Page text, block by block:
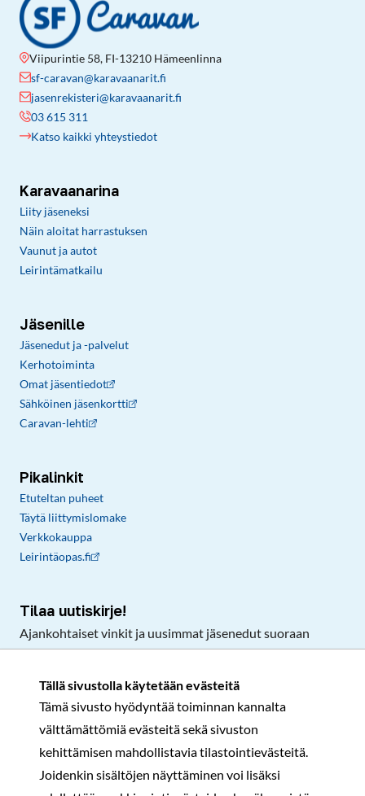
Tällä sivustolla käytetään evästeitä
Tämä sivusto hyödyntää toiminnan kannalta
välttämättömiä evästeitä sekä sivuston
kehittämisen mahdollistavia tilastointievästeitä.
Joidenkin sisältöjen näyttäminen voi lisäksi
Viipurintie 58, FI-13210 Hämeenlinna
sf-caravan@karavaanarit.fi
jasenrekisteri@karavaanarit.fi
03 615 311
Katso kaikki yhteystiedot
Karavaanarina
Liity jäseneksi
Näin aloitat harrastuksen
Vaunut ja autot
Leirintämatkailu
Jäsenille
Jäsenedut ja -palvelut
Kerhotoiminta
Omat jäsentiedot
Sähköinen jäsenkortti
Caravan-lehti
Pikalinkit
Etuteltan puheet
Täytä liittymislomake
Verkkokauppa
Leirintäopas.fi
Tilaa uutiskirje!
Ajankohtaiset vinkit ja uusimmat jäsenedut suoraan